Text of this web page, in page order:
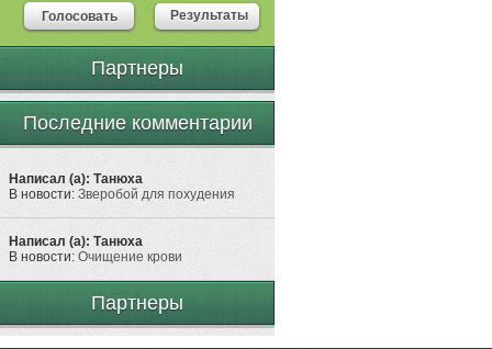
Голосовать Результаты
Партнеры
Последние комментарии
Написал (а): Танюха
В новости: Зверобой для похудения
Написал (а): Танюха
В новости: Очищение крови
Партнеры